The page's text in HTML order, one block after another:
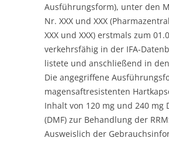
Ausführungsform), unter den
Nr. XXX und XXX
XXX und XXX) erstmals zum
verkehrsfähig in der IFA-
listete und anschließend in
Die angegriffene
magensaftresistenten
Inhalt von 120 mg und 240 mg
(DMF) zur Behandlung der
Ausweislich der